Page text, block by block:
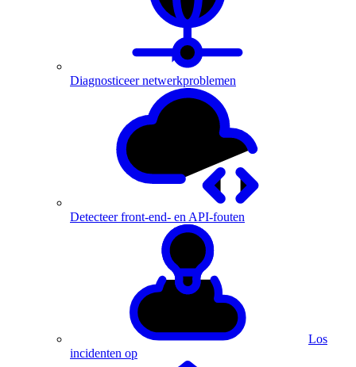
Diagnosticeer netwerkproblemen
Detecteer front-end- en API-fouten
Los
incidenten op